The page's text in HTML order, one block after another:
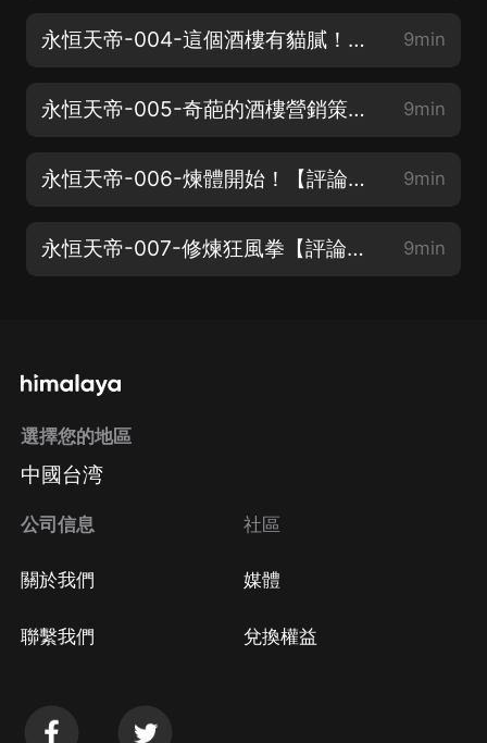
永恒天帝-004-這個酒樓有貓膩！【評論互動有驚喜，歡迎訂閱】 9min
永恒天帝-005-奇葩的酒樓營銷策略【評論互動有驚喜，歡迎訂閱】 9min
永恒天帝-006-煉體開始！【評論互動有驚喜，歡迎訂閱】 9min
永恒天帝-007-修煉狂風拳【評論互動有驚喜，歡迎訂閱】 9min
選擇您的地區
中國台湾
公司信息
關於我們
聯繫我們
社區
媒體
兌換權益